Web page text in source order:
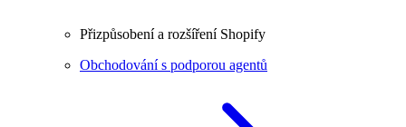
Přizpůsobení a rozšíření Shopify
Obchodování s podporou agentů